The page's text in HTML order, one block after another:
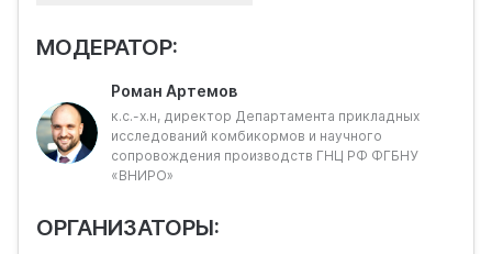
стагнации объемов производства продукции
влияния на него ряда проблем, решение которых
позволило бы вывести аквакультуру на новый
качественный уровень.
При этом, если обратиться к практике мировой
в той или иной степени смогли решить возникающие
МОДЕРАТОР:
Роман Артемов
к.с.-х.н, директор Департамента прикладных
исследований комбикормов и научного
сопровождения производств ГНЦ РФ ФГБНУ
«ВНИРО»
ОРГАНИЗАТОРЫ: